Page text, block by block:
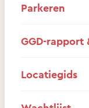
Parkeren
GGD-rapport
Locatiegids